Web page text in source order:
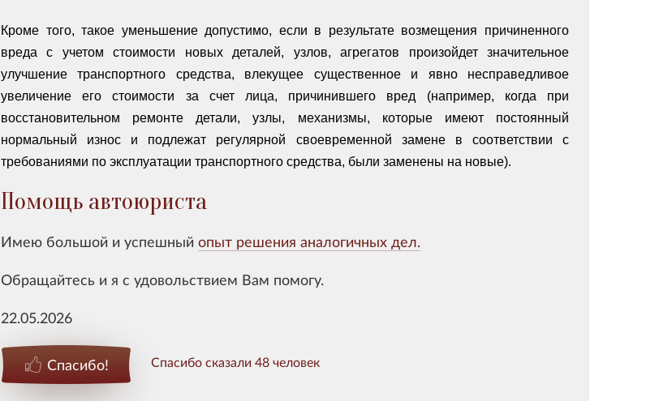
Кроме того, такое уменьшение допустимо, если в результате возмещения причиненного
вреда с учетом стоимости новых деталей, узлов, агрегатов произойдет значительное
улучшение транспортного средства, влекущее существенное и явно несправедливое
увеличение его стоимости за счет лица, причинившего вред (например, когда при
восстановительном ремонте детали, узлы, механизмы, которые имеют постоянный
нормальный износ и подлежат регулярной своевременной замене в соответствии с
требованиями по эксплуатации транспортного средства, были заменены на новые).
Помощь автоюриста
Имею большой и успешный опыт решения аналогичных дел.
Обращайтесь и я с удовольствием Вам помогу.
22.05.2026
Спасибо! Спасибо сказали 48 человек